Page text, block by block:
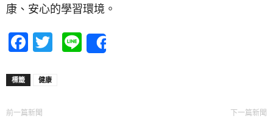
康、安心的學習環境。
Facebook
Twitter
Line
標籤 健康
前一篇新聞 下一篇新聞